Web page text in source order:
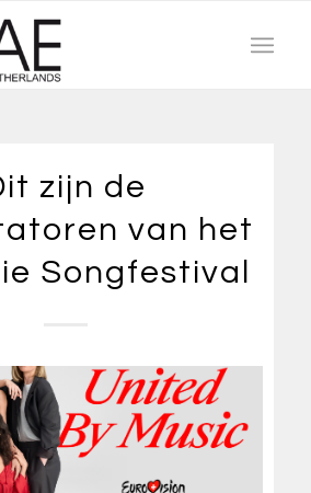
zijn de
van het
Songfestival